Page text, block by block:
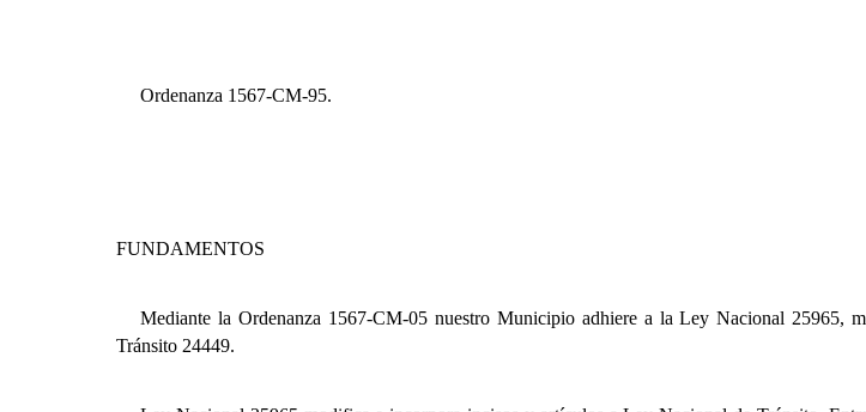
Ordenanza 1567-CM-95.
FUNDAMENTOS
Mediante la Ordenanza 1567-CM-05 nuestro Municipio adhiere a la Ley Nacional 25965,
Tránsito 24449.